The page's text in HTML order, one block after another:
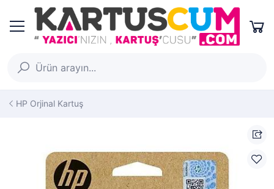
HP Orjinal Kartuş